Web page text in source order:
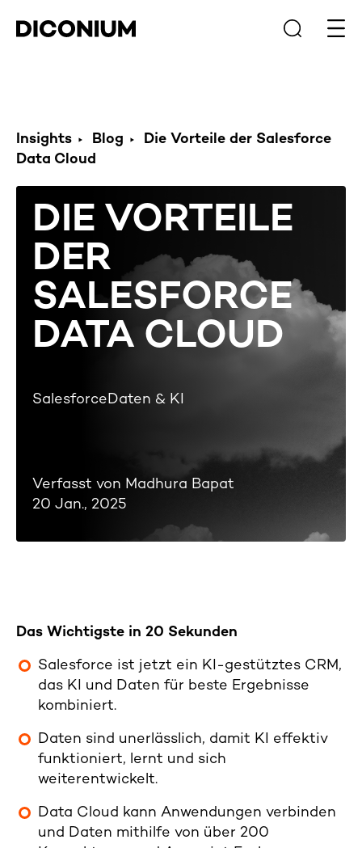
Insights Blog
Die Vorteile der Salesforce
Data Cloud
DIE VORTEILE
DER
SALESFORCE
DATA CLOUD
SalesforceDaten & KI
Verfasst von Madhura Bapat
20 Jan., 2025
Das Wichtigste in 20 Sekunden
Salesforce ist jetzt ein KI-gestütztes CRM,
das KI und Daten für beste Ergebnisse
kombiniert.
Daten sind unerlässlich, damit KI effektiv
funktioniert, lernt und sich
weiterentwickelt.
Data Cloud kann Anwendungen verbinden
und Daten mithilfe von über 200